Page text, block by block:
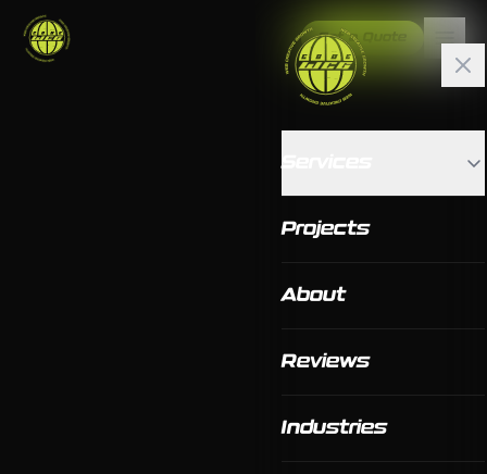
Get a Quote
Projects
About
Reviews
Industries